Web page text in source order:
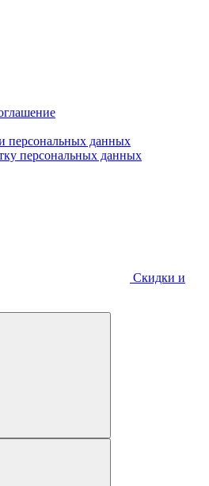
персональных данных
персональных данных
Скидки и